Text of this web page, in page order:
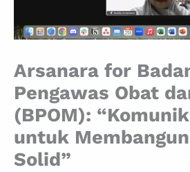
Arsanara for
Pengawas Obat
(BPOM):
untuk
Solid”